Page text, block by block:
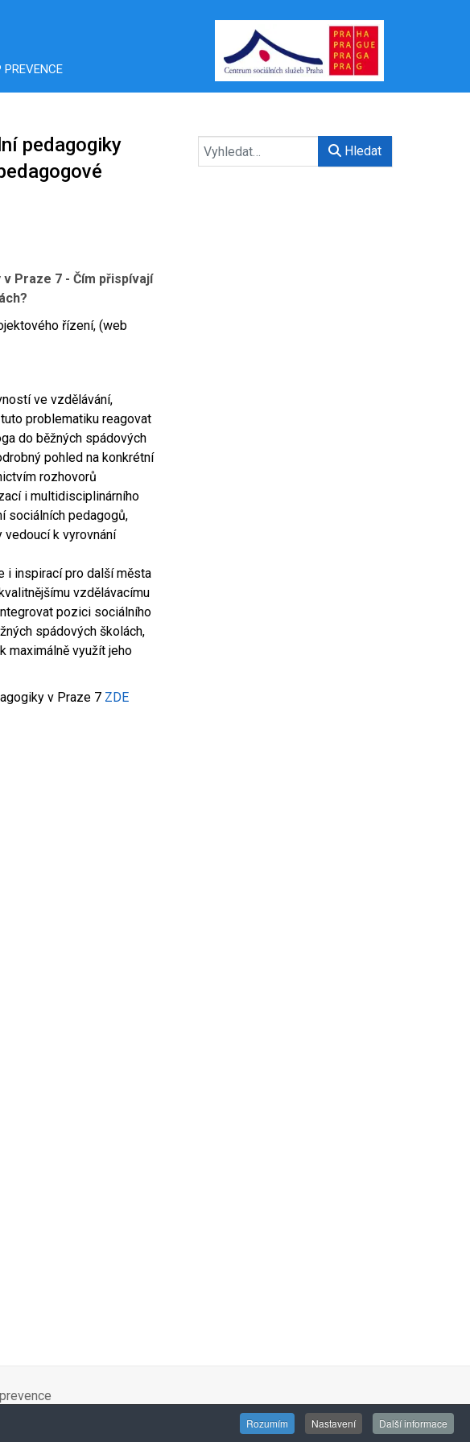
pedagogiky
Praze 7 - Čím přispívají
řízení, (web
ve vzdělávání,
problematiku reagovat
do běžných spádových
pohled na konkrétní
rozhovorů
i multidisciplinárního
sociálních pedagogů,
vedoucí k vyrovnání
i inspirací pro další města
vzdělávacímu
pozici sociálního
spádových školách,
maximálně využít jeho
v Praze 7 ZDE
Hledat
Rozumím Nastavení Další informace